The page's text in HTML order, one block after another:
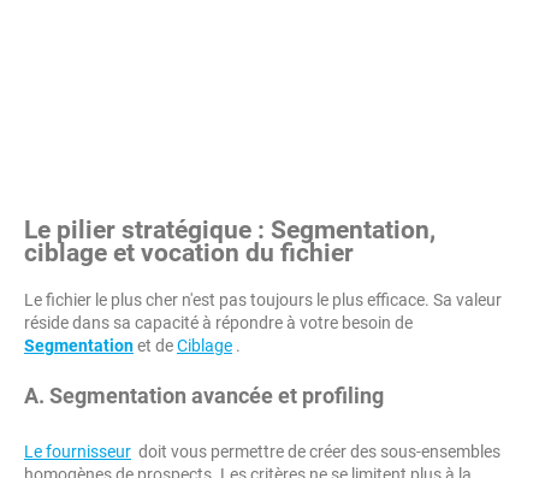
Le pilier stratégique : Segmentation,
ciblage et vocation du fichier
Le fichier le plus cher n'est pas toujours le plus efficace. Sa valeur
réside dans sa capacité à répondre à votre besoin de
Segmentationet deCiblage .
A. Segmentation avancée et profiling
Le fournisseur doit vous permettre de créer des sous-ensembles